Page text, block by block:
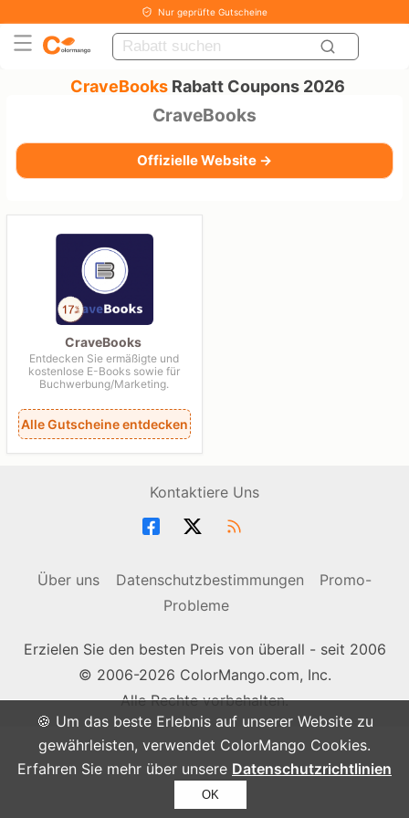
🍪 Um das beste Erlebnis auf unserer Website zu
gewährleisten, verwendet ColorMango Cookies.
Erfahren Sie mehr über unsere Datenschutzrichtlinien
OK
Nur geprüfte Gutscheine
CraveBooksRabatt Coupons 2026
CraveBooks
Offizielle Website →
CraveBooks
Entdecken Sie ermäßigte und
kostenlose E-Books sowie für
Buchwerbung/Marketing.
Alle Gutscheine entdecken
Kontaktiere Uns
Über uns Datenschutzbestimmungen
Promo-
Probleme
Erzielen Sie den besten Preis von überall - seit 2006
© 2006-2026 ColorMango.com, Inc.
Alle Rechte vorbehalten.